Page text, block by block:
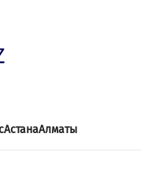
АстанаАлматы